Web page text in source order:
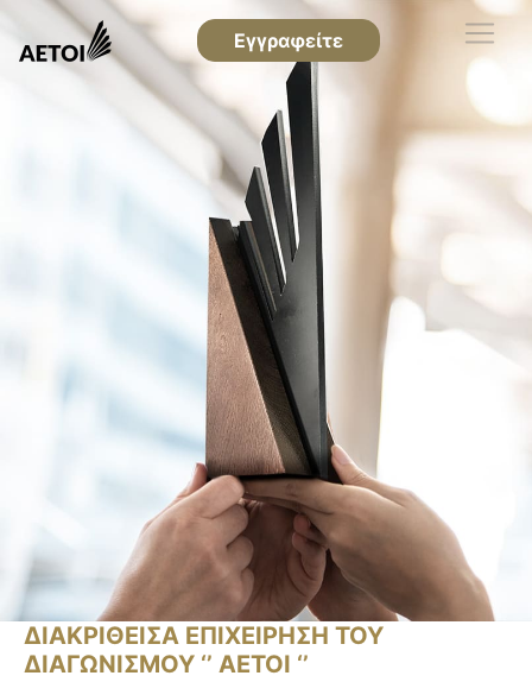
Εγγραφείτε
ΔΙΑΚΡΙΘΕΙΣΑ ΕΠΙΧΕΙΡΗΣΗ ΤΟΥ
ΔΙΑΓΩΝΙΣΜΟΥ ‘’ ΑΕΤΟΙ ‘’